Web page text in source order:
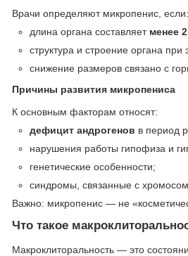
Врачи определяют микропенис, если:
длина органа составляет менее
структура и строение органа
снижение размеров связано с
Причины развития микропениса
К основным факторам относят:
дефицит андрогенов в период
нарушения работы гипофиза и
генетические особенности;
синдромы, связанные с
Важно: микропенис — не
Что такое
Макроклиторальность — это